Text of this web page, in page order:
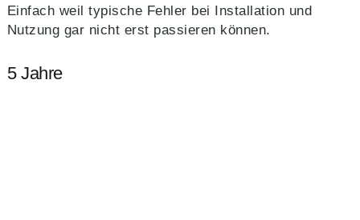
Einfach weil typische Fehler bei Installation und
Nutzung gar nicht erst passieren können.
5 Jahre